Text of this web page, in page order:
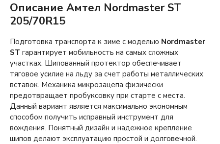
Описание Амтел Nordmaster ST
205/70R15
Подготовка транспорта к зиме с моделью Nordmaster
ST гарантирует мобильность на самых сложных
участках. Шипованный протектор обеспечивает
тяговое усилие на льду за счет работы металлических
вставок. Механика микрозацепа физически
предотвращает пробуксовку при старте с места.
Данный вариант является максимально экономным
способом получить исправный инструмент для
вождения. Понятный дизайн и надежное крепление
шипов делают эксплуатацию простой и долговечной.